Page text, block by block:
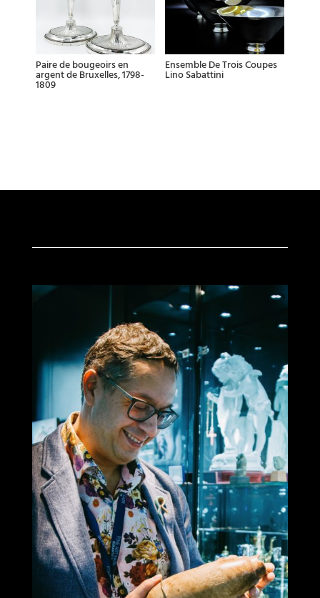
Paire de bougeoirs en
argent de Bruxelles, 1798-
1809
Ensemble De Trois Coupes
Lino Sabattini